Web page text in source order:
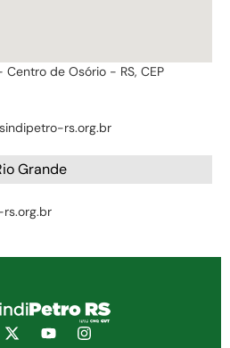
Centro de Osório - RS, CEP
rs.org.br
Grande